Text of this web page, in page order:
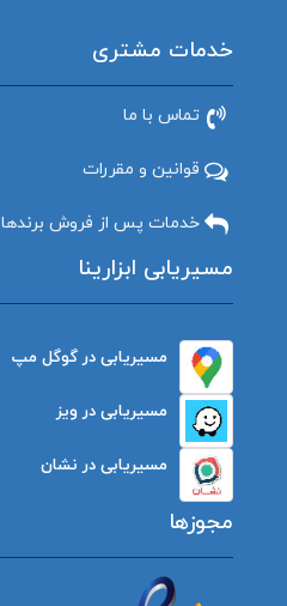
خدمات مشتری
تماس با ما
قوانین و مقررات
خدمات پس از فروش برندها
مسیریابی ابزارینا
مسیریابی در گوگل مپ
مسیریابی در ویز
مسیریابی در نشان
مجوزها